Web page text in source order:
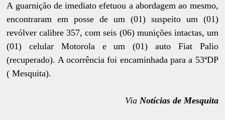
A guarnição de imediato efetuou a abordagem ao mesmo,
encontraram em posse de um (01) suspeito um (01)
revólver calibre 357, com seis (06) munições intactas, um
(01) celular Motorola e um (01) auto Fiat Palio
(recuperado). A ocorrência foi encaminhada para a 53ªDP
( Mesquita).
Via Notícias de Mesquita